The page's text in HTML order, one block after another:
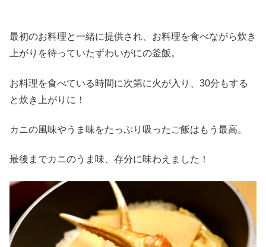
最初のお料理と一緒に提供され、お料理を食べながら炊き
上がりを待っていたずわいがにの釜飯。
お料理を食べている時間に次第に火が入り、30分もする
と炊き上がりに！
カニの風味やうま味をたっぷり吸ったご飯はもう最高。
最後までカニのうま味、存分に味わえました！